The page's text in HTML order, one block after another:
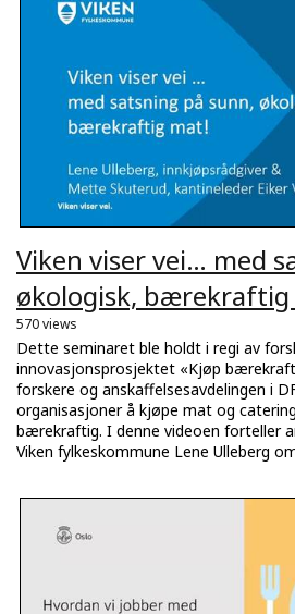
Viken viser vei… med
økologisk, bærekraftig
570 views
Dette seminaret ble holdt i regi av
innovasjonsprosjektet «Kjøp
forskere og anskaffelsesavdelingen i
organisasjoner å kjøpe mat og
bærekraftig. I denne videoen forteller
Viken fylkeskommune Lene Ulleberg